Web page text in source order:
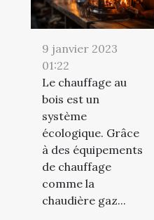
9 janvier 2023
01:22
Le chauffage au
bois est un
système
écologique. Grâce
à des équipements
de chauffage
comme la
chaudière gaz...